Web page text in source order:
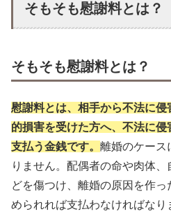
そもそも慰謝料とは？
そもそも慰謝料とは？
慰謝料とは、相手から不法に
的損害を受けた方へ、不法に
支払う金銭です。 離婚のケース
りません。配偶者の命や肉体
どを傷つけ、離婚の原因を作
められれば支払わなければなり